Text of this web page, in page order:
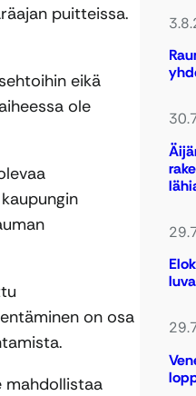
puitteissa.
eikä
ole
on osa
mahdollistaa